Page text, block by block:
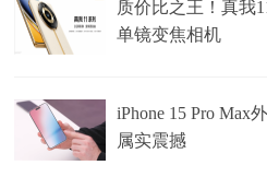
质价比之王！真我
单镜变焦相机
iPhone 15 Pro Max
属实震撼